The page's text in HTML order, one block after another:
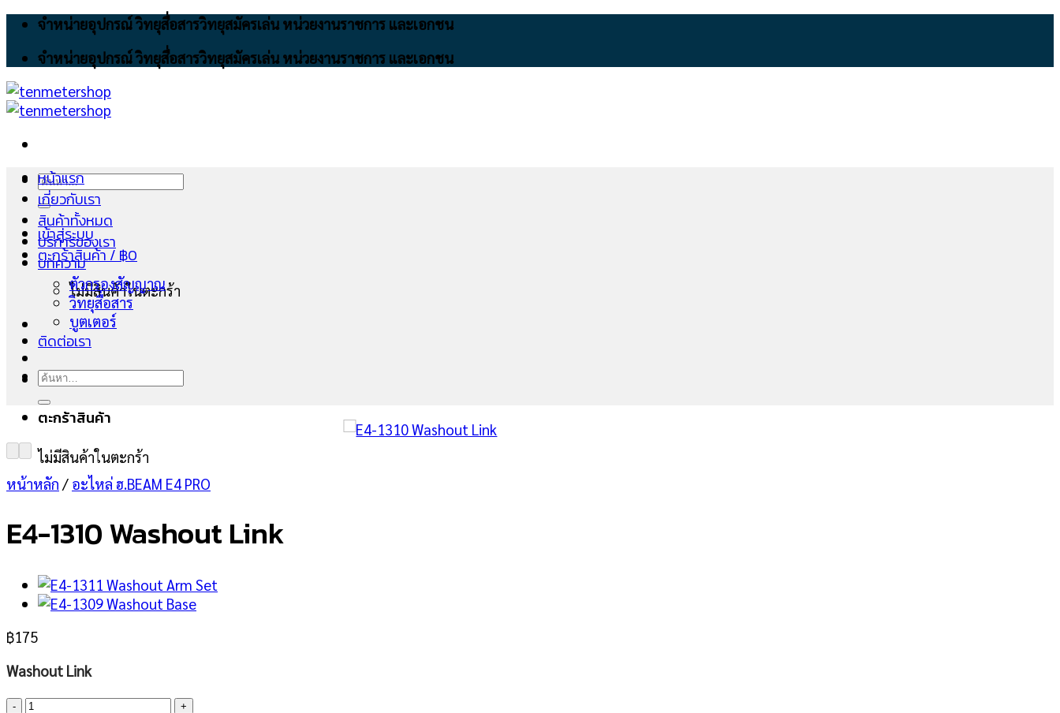
Skip
content
จำหน่ายอุปกรณ์ วิทยุสื่อสารวิทยุสมัครเล่น หน่วยงานราชการ และเอกชน
จำหน่ายอุปกรณ์ วิทยุสื่อสารวิทยุสมัครเล่น หน่วยงานราชการ และเอกชน
ค้นหา:
เข้าสู่ระบบ
ตะกร้าสินค้า /฿0
ไม่มีสินค้าในตะกร้า
ตะกร้าสินค้า
ไม่มีสินค้าในตะกร้า
หน้าแรก
เกี่ยวกับเรา
สินค้าทั้งหมด
บริการของเรา
บทความ
ตัวกรองสัญญาณ
วิทยุสื่อสาร
บูตเตอร์
ติดต่อเรา
ค้นหา:
หน้าหลัก / อะไหล่ ฮ.BEAM E4 PRO
E4-1310 Washout Link
฿175
Washout Link
จำนวน